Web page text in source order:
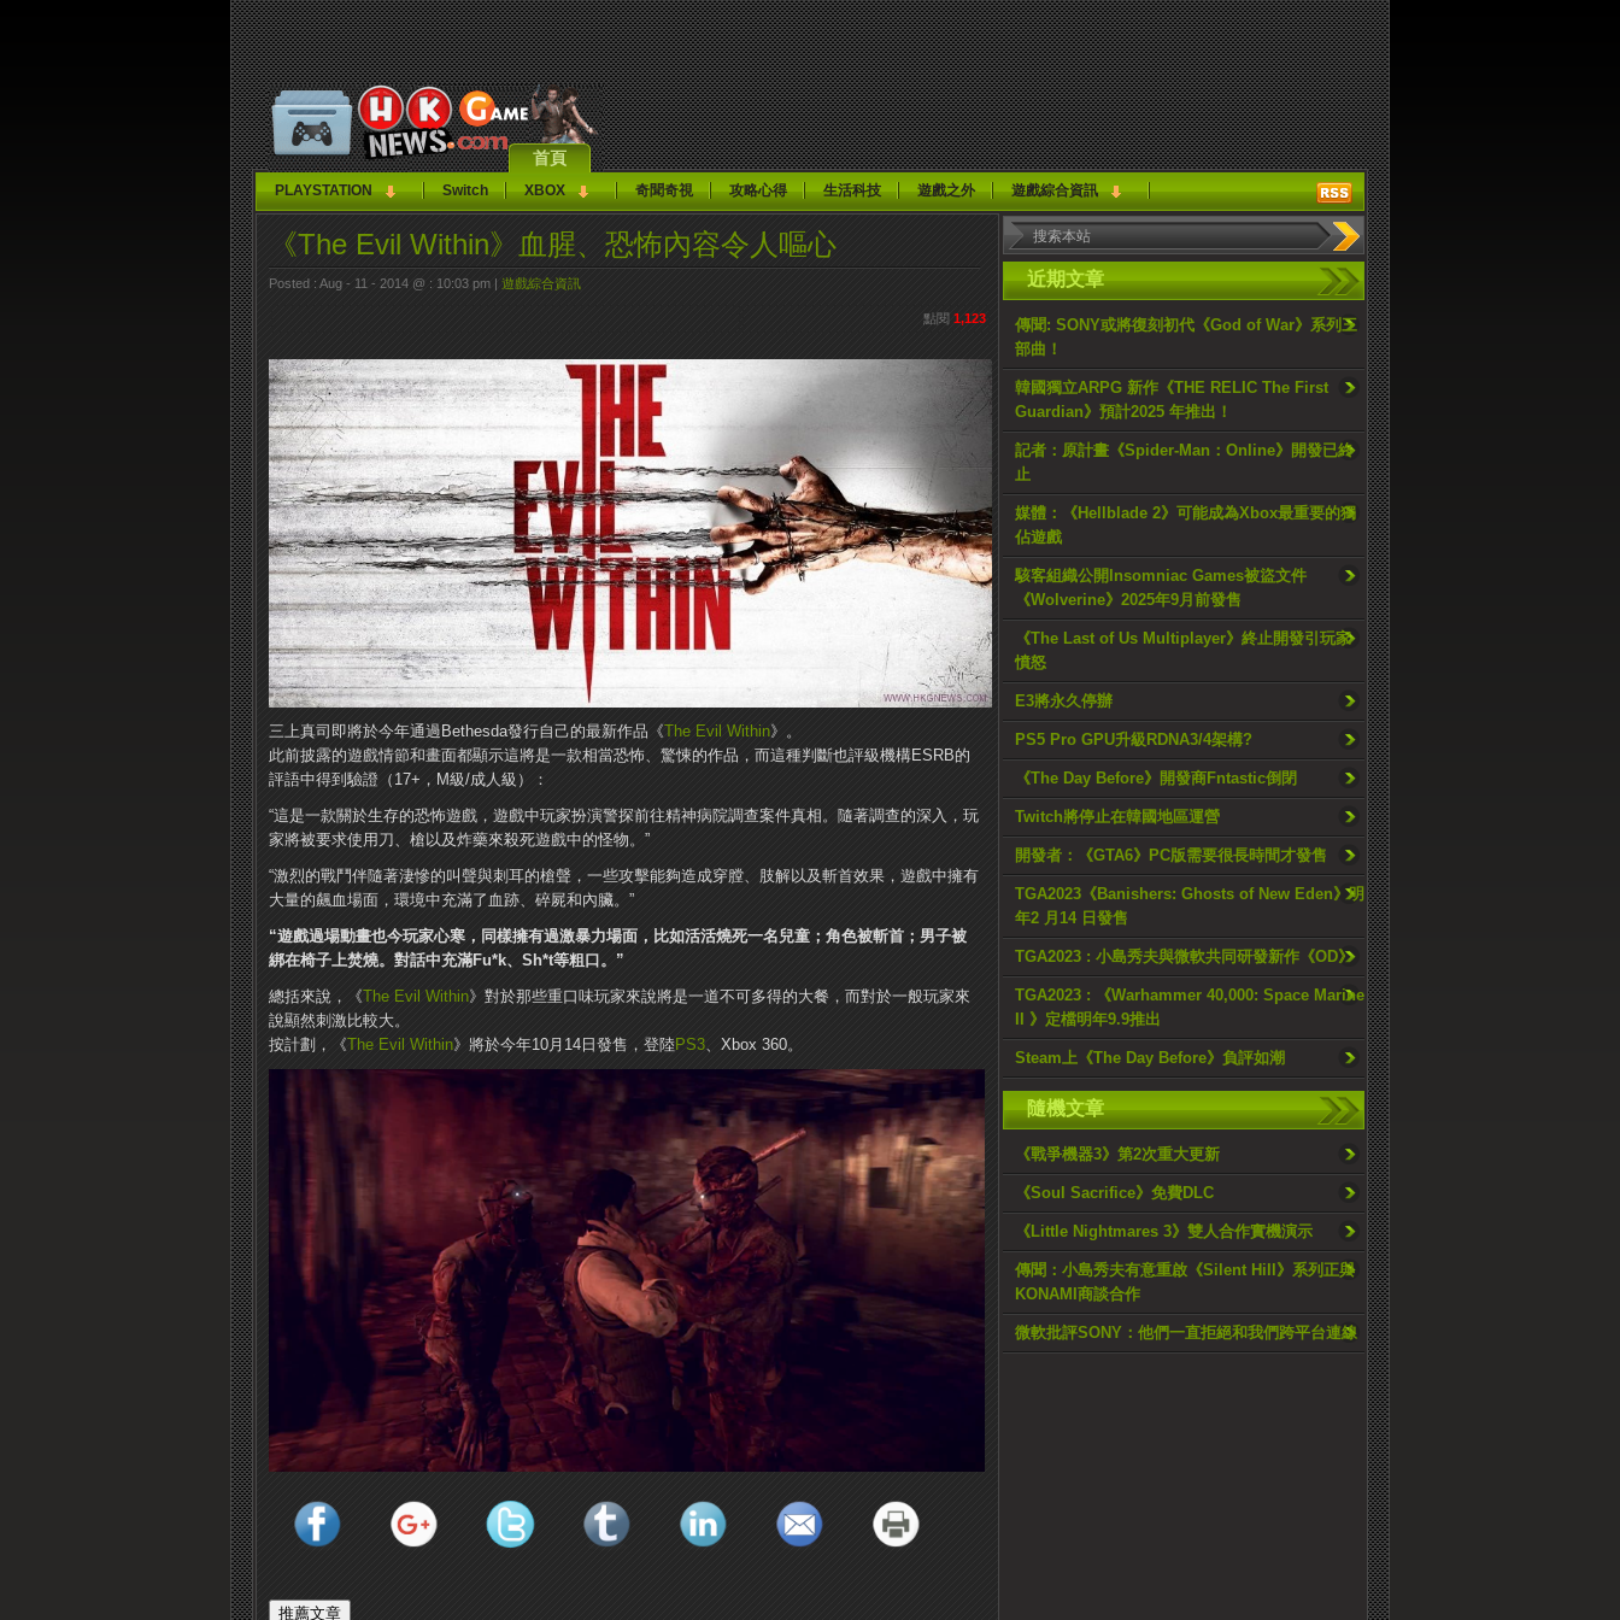
首頁
PLAYSTATION Switch XBOX 奇聞奇視 攻略心得 生活科技 遊戲之外 遊戲綜合資訊
近期文章
傳聞: SONY或將復刻初代《God of War》系列三
部曲！
韓國獨立ARPG 新作《THE RELIC The First
Guardian》預計2025 年推出！
記者：原計畫《Spider-Man：Online》開發已終
止
媒體：《Hellblade 2》可能成為Xbox最重要的獨
佔遊戲
駭客組織公開Insomniac Games被盜文件
《Wolverine》2025年9月前發售
《The Last of Us Multiplayer》終止開發引玩家
憤怒
E3將永久停辦
PS5 Pro GPU升級RDNA3/4架構?
《The Day Before》開發商Fntastic倒閉
Twitch將停止在韓國地區運營
開發者：《GTA6》PC版需要很長時間才發售
TGA2023《Banishers: Ghosts of New Eden》明
年2 月14 日發售
TGA2023 : 小島秀夫與微軟共同研發新作《OD》
TGA2023 : 《Warhammer 40,000: Space Marine
II 》定檔明年9.9推出
Steam上《The Day Before》負評如潮
隨機文章
《戰爭機器3》第2次重大更新
《Soul Sacrifice》免費DLC
《Little Nightmares 3》雙人合作實機演示
傳聞：小島秀夫有意重啟《Silent Hill》系列正與
KONAMI商談合作
微軟批評SONY：他們一直拒絕和我們跨平台連線
《The Evil Within》血腥、恐怖內容令人嘔心
Posted : Aug - 11 - 2014 @ : 10:03 pm | 遊戲綜合資訊
點閱 1,123
三上真司即將於今年通過Bethesda發行自己的最新作品《The Evil Within》。
此前披露的遊戲情節和畫面都顯示這將是一款相當恐怖、驚悚的作品，而這種判斷也評級機構ESRB的
評語中得到驗證（17+，M級/成人級）：
“這是一款關於生存的恐怖遊戲，遊戲中玩家扮演警探前往精神病院調查案件真相。隨著調查的深入，玩
家將被要求使用刀、槍以及炸藥來殺死遊戲中的怪物。”
“激烈的戰鬥伴隨著淒慘的叫聲與刺耳的槍聲，一些攻擊能夠造成穿膛、肢解以及斬首效果，遊戲中擁有
大量的飆血場面，環境中充滿了血跡、碎屍和內臟。”
“遊戲過場動畫也今玩家心寒，同樣擁有過激暴力場面，比如活活燒死一名兒童；角色被斬首；男子被
綁在椅子上焚燒。對話中充滿Fu*k、Sh*t等粗口。”
總括來說，《The Evil Within》對於那些重口味玩家來說將是一道不可多得的大餐，而對於一般玩家來
說顯然刺激比較大。
按計劃，《The Evil Within》將於今年10月14日發售，登陸PS3、Xbox 360。